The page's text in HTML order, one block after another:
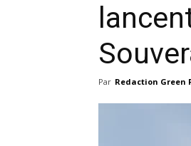
Par Redaction Green